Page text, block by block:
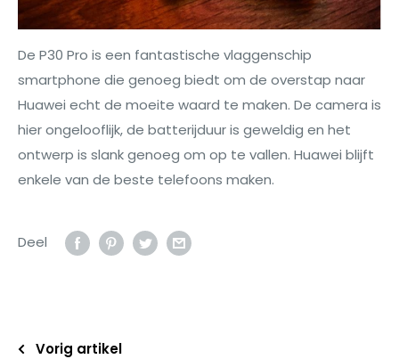
De P30 Pro is een fantastische vlaggenschip
smartphone die genoeg biedt om de overstap naar
Huawei echt de moeite waard te maken. De camera is
hier ongelooflijk, de batterijduur is geweldig en het
ontwerp is slank genoeg om op te vallen. Huawei blijft
enkele van de beste telefoons maken.
Deel
Vorig artikel